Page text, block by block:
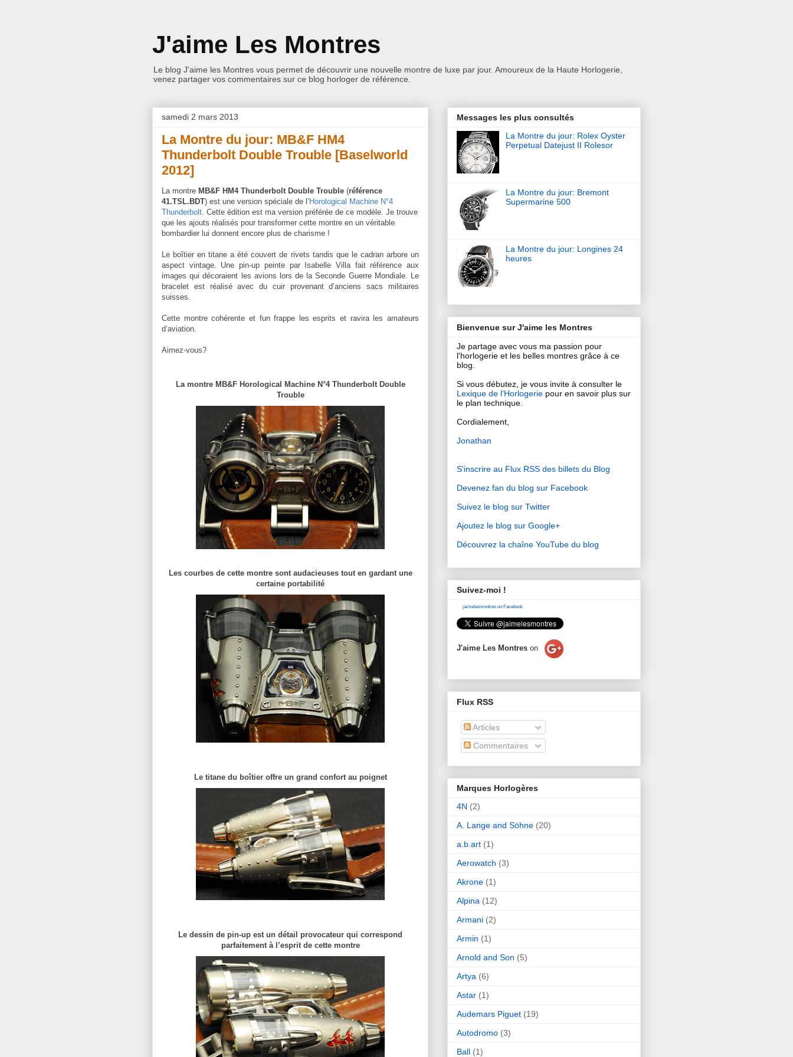
J'aime Les Montres
Le blog J'aime les Montres vous permet de découvrir une nouvelle montre de luxe par jour. Amoureux de la Haute Horlogerie,
venez partager vos commentaires sur ce blog horloger de référence.
samedi 2 mars 2013
La Montre du jour: MB&F HM4
Thunderbolt Double Trouble [Baselworld
2012]
La montre MB&F HM4 Thunderbolt Double Trouble (référence
41.TSL.BDT) est une version spéciale de l’ Horological Machine N°4
Thunderbolt. Cette édition est ma version préférée de ce modèle. Je trouve
que les ajouts réalisés pour transformer cette montre en un véritable
bombardier lui donnent encore plus de charisme !
Le boîtier en titane a été couvert de rivets tandis que le cadran arbore un
aspect vintage. Une pin-up peinte par Isabelle Villa fait référence aux
images qui décoraient les avions lors de la Seconde Guerre Mondiale. Le
bracelet est réalisé avec du cuir provenant d’anciens sacs militaires
suisses.
Cette montre cohérente et fun frappe les esprits et ravira les amateurs
d’aviation.
Aimez-vous?
La montre MB&F Horological Machine N°4 Thunderbolt Double
Trouble
Les courbes de cette montre sont audacieuses tout en gardant une
certaine portabilité
Le titane du boîtier offre un grand confort au poignet
Le dessin de pin-up est un détail provocateur qui correspond
parfaitement à l’esprit de cette montre
Messages les plus consultés
La Montre du jour: Rolex Oyster
Perpetual Datejust II Rolesor
La Montre du jour: Bremont
Supermarine 500
La Montre du jour: Longines 24
heures
Bienvenue sur J'aime les Montres
Je partage avec vous ma passion pour
l'horlogerie et les belles montres grâce à ce
blog.
Si vous débutez, je vous invite à consulter le
Lexique de l'Horlogerie pour en savoir plus sur
le plan technique.
Cordialement,
Jonathan
S'inscrire au Flux RSS des billets du Blog
Devenez fan du blog sur Facebook
Suivez le blog sur Twitter
Ajoutez le blog sur Google+
Découvrez la chaîne YouTube du blog
Suivez-moi !
jaimelesmontres on Facebook
J'aime Les Montres on
Flux RSS
Articles
Commentaires
Marques Horlogères
4N (2)
A. Lange and Söhne (20)
a.b.art (1)
Aerowatch (3)
Akrone (1)
Alpina (12)
Armani (2)
Armin (1)
Arnold and Son (5)
Artya (6)
Astar (1)
Audemars Piguet (19)
Autodromo (3)
Ball (1)